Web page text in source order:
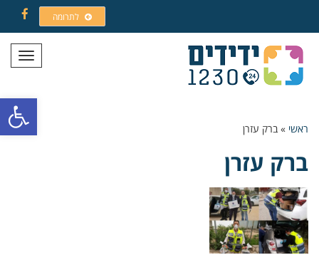
פתח
לתרומה
תפריט
ראשי » ברק עזרן
ברק עזרן